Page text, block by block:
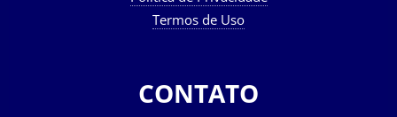
Termos de Uso
CONTATO